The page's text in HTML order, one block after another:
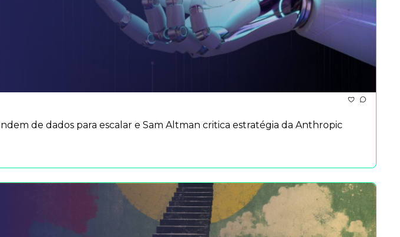
de dados para escalar e Sam Altman critica estratégia da Anthropic